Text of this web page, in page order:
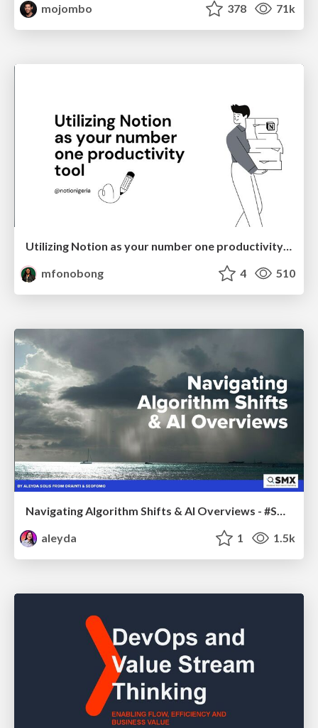
mojombo
378 71k
Utilizing Notion as your number one productivity tool
mfonobong
4 510
Navigating Algorithm Shifts & AI Overviews - #SMXNext
aleyda
1 1.5k